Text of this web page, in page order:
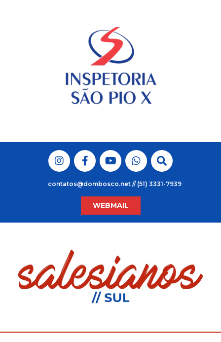
contatos@dombosco.net // (51) 3331-7939
WEBMAIL